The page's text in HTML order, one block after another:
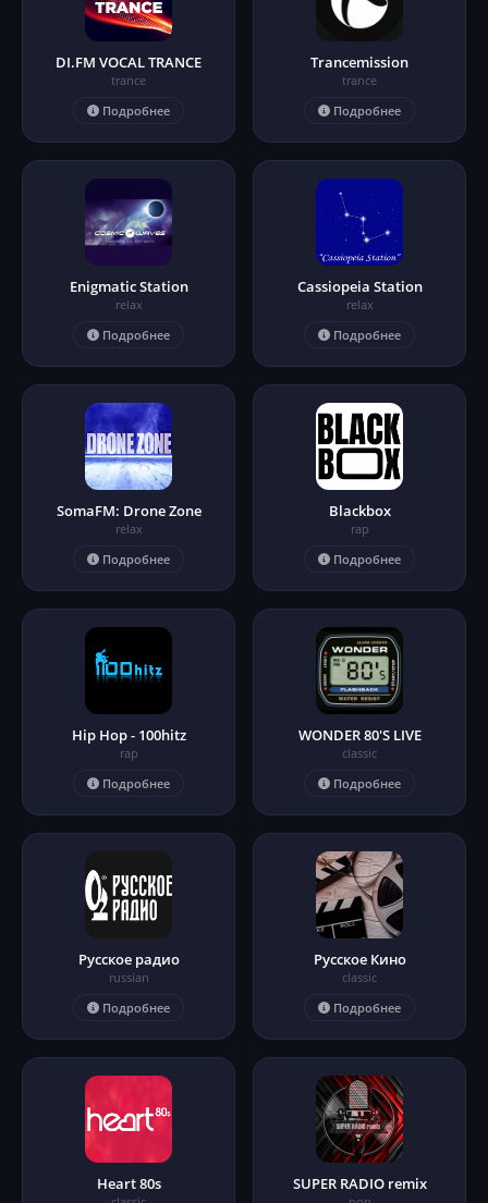
DI.FM VOCAL TRANCE
trance
Подробнее
Trancemission
trance
Подробнее
Enigmatic Station
relax
Подробнее
Cassiopeia Station
relax
Подробнее
SomaFM: Drone Zone
relax
Подробнее
Blackbox
rap
Подробнее
Hip Hop - 100hitz
rap
Подробнее
WONDER 80'S LIVE
classic
Подробнее
Русское радио
russian
Подробнее
Русское Кино
classic
Подробнее
Heart 80s SUPER RADIO remix